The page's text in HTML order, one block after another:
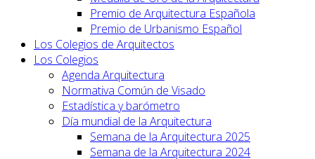
Premio de Arquitectura Española
Premio de Urbanismo Español
Los Colegios de Arquitectos
Los Colegios
Agenda Arquitectura
Normativa Común de Visado
Estadística y barómetro
Día mundial de la Arquitectura
Semana de la Arquitectura 2025
Semana de la Arquitectura 2024